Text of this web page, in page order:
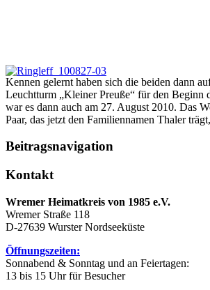
Kennen gelernt haben sich die beiden dann
Leuchtturm „Kleiner Preuße“ für den Beginn
war es dann auch am 27. August 2010. Das
Paar, das jetzt den Familiennamen Thaler
Beitragsnavigation
Kontakt
Wremer Heimatkreis von 1985 e.V.
Wremer Straße 118
D-27639 Wurster Nordseeküste
Öffnungszeiten:
Sonnabend & Sonntag und an Feiertagen:
13 bis 15 Uhr für Besucher